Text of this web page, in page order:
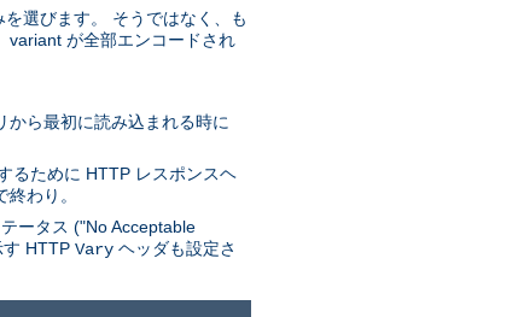
選びます。 そうではなく、も
variant が全部エンコードされ
ら最初に読み込まれる時に
るために HTTP レスポンスヘ
わり。
ータス ("No Acceptable
HTTP Vary ヘッダも設定さ